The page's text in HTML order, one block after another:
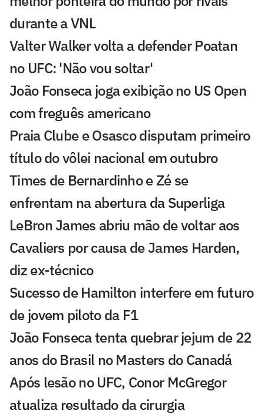
durante a VNL
Valter Walker volta a defender Poatan
no UFC: 'Não vou soltar'
João Fonseca joga exibição no US Open
com freguês americano
Praia Clube e Osasco disputam primeiro
título do vôlei nacional em outubro
Times de Bernardinho e Zé se
enfrentam na abertura da Superliga
LeBron James abriu mão de voltar aos
Cavaliers por causa de James Harden,
diz ex-técnico
Sucesso de Hamilton interfere em futuro
de jovem piloto da F1
João Fonseca tenta quebrar jejum de 22
anos do Brasil no Masters do Canadá
Após lesão no UFC, Conor McGregor
atualiza resultado da cirurgia